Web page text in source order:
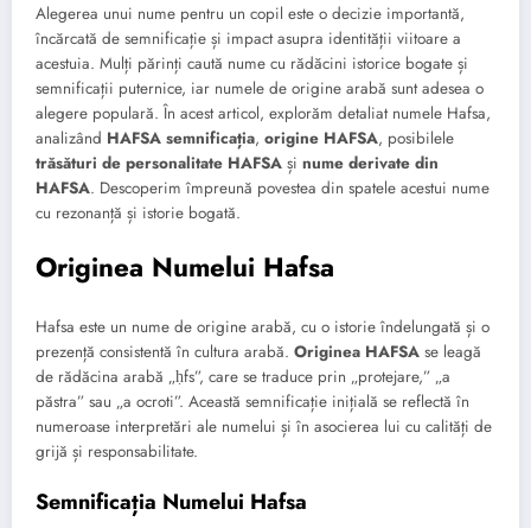
Alegerea unui nume pentru un copil este o decizie importantă,
încărcată de semnificație și impact asupra identității viitoare a
acestuia. Mulți părinți caută nume cu rădăcini istorice bogate și
semnificații puternice, iar numele de origine arabă sunt adesea o
alegere populară. În acest articol, explorăm detaliat numele Hafsa,
analizând HAFSA semnificația, origine HAFSA, posibilele
trăsături de personalitate HAFSA și nume derivate din
HAFSA. Descoperim împreună povestea din spatele acestui nume
cu rezonanță și istorie bogată.
Originea Numelui Hafsa
Hafsa este un nume de origine arabă, cu o istorie îndelungată și o
prezență consistentă în cultura arabă. Originea HAFSA se leagă
de rădăcina arabă „ḥfs”, care se traduce prin „protejare,” „a
păstra” sau „a ocroti”. Această semnificație inițială se reflectă în
numeroase interpretări ale numelui și în asocierea lui cu calități de
grijă și responsabilitate.
Semnificația Numelui Hafsa